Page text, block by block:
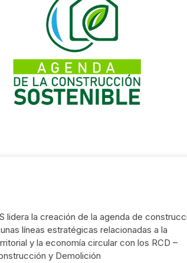
lidera la creación de la agenda de
líneas estratégicas relacionadas a la
y la economía circular con los RCD –
y Demolición